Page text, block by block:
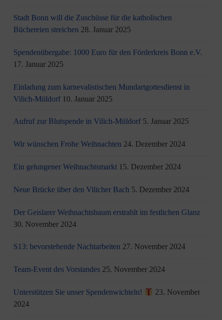
Stadt Bonn will die Zuschüsse für die katholischen
Büchereien streichen 28. Januar 2025
Spendenübergabe: 1000 Euro für den Förderkreis Bonn e.V.
17. Januar 2025
Einladung zum karnevalistischen Mundartgottesdienst in
Vilich-Müldorf 10. Januar 2025
Aufruf zur Blutspende in Vilich-Müldorf 5. Januar 2025
Wir wünschen Frohe Weihnachten 24. Dezember 2024
Ein gelungener Weihnachtsmarkt 15. Dezember 2024
Neue Brücke über den Vilicher Bach 5. Dezember 2024
Der Geislarer Weihnachtsbaum erstrahlt im festlichen Glanz
30. November 2024
S13: bevorstehende Nachtarbeiten 27. November 2024
Team-Event des Vorstandes 25. November 2024
Unterstützen Sie unser Spendenwichteln!
23. November
2024